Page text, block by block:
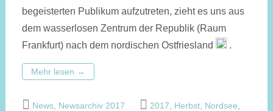
begeisterten Publikum aufzutreten, zieht es uns aus
dem wasserlosen Zentrum der Republik (Raum
Frankfurt) nach dem nordischen Ostfriesland
.
Mehr lesen →
News, Newsarchiv 2017 2017 Herbst, Nordsee